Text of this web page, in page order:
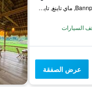
222 Bannpong 2 Moo 7, T. Inthakin, ماي تاينغ, تايلاند
السيارات
عرض الصفقة